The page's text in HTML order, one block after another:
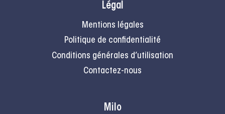
Légal
Mentions légales
Politique de confidentialité
Conditions générales d’utilisation
Contactez-nous
Milo